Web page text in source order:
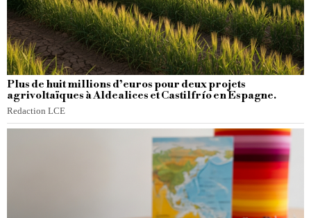
Plus de huit millions d’euros pour deux projets
agrivoltaïques à Aldealices et Castilfrío en Espagne.
Redaction LCE